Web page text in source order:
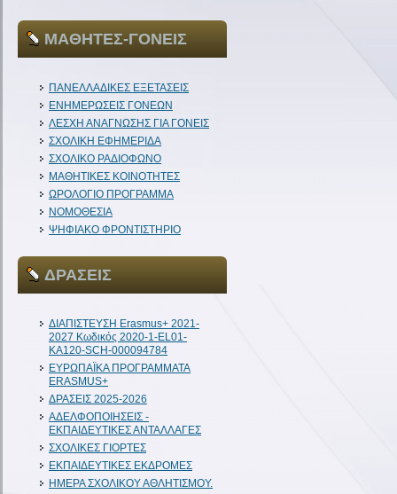
ΜΑΘΗΤΕΣ-ΓΟΝΕΙΣ
ΠΑΝΕΛΛΑΔΙΚΕΣ ΕΞΕΤΑΣΕΙΣ
ΕΝΗΜΕΡΩΣΕΙΣ ΓΟΝΕΩΝ
ΛΕΣΧΗ ΑΝΑΓΝΩΣΗΣ ΓΙΑ ΓΟΝΕΙΣ
ΣΧΟΛΙΚΗ ΕΦΗΜΕΡΙΔΑ
ΣΧΟΛΙΚΟ ΡΑΔΙΟΦΩΝΟ
ΜΑΘΗΤΙΚΕΣ ΚΟΙΝΟΤΗΤΕΣ
ΩΡΟΛΟΓΙΟ ΠΡΟΓΡΑΜΜΑ
ΝΟΜΟΘΕΣΙΑ
ΨΗΦΙΑΚΟ ΦΡΟΝΤΙΣΤΗΡΙΟ
ΔΡΑΣΕΙΣ
ΔIAΠΙΣΤΕΥΣΗ Erasmus+ 2021-
2027 Κωδικός 2020-1-EL01-
KA120-SCH-000094784
ΕΥΡΩΠΑΪΚΑ ΠΡΟΓΡΑΜΜΑΤΑ
ERASMUS+
ΔΡΑΣΕΙΣ 2025-2026
ΑΔΕΛΦΟΠΟΙΗΣΕΙΣ -
ΕΚΠΑΙΔΕΥΤΙΚΕΣ ΑΝΤΑΛΛΑΓΕΣ
ΣΧΟΛΙΚΕΣ ΓΙΟΡΤΕΣ
ΕΚΠΑΙΔΕΥΤΙΚΕΣ ΕΚΔΡΟΜΕΣ
ΗΜΕΡΑ ΣΧΟΛΙΚΟΥ ΑΘΛΗΤΙΣΜΟΥ.